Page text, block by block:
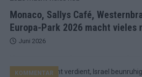
Monaco, Sallys Café,
Europa-Park 2026 macht vieles
Juni 2026
KOMMENTAR